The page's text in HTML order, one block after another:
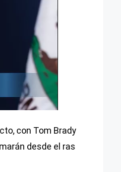
con Tom Brady
desde el ras